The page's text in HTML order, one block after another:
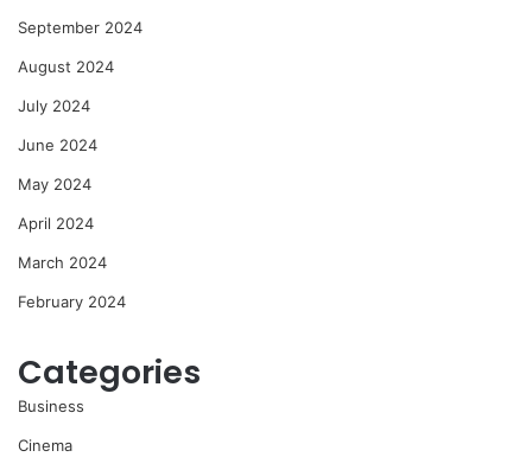
September 2024
August 2024
July 2024
June 2024
May 2024
April 2024
March 2024
February 2024
Categories
Business
Cinema